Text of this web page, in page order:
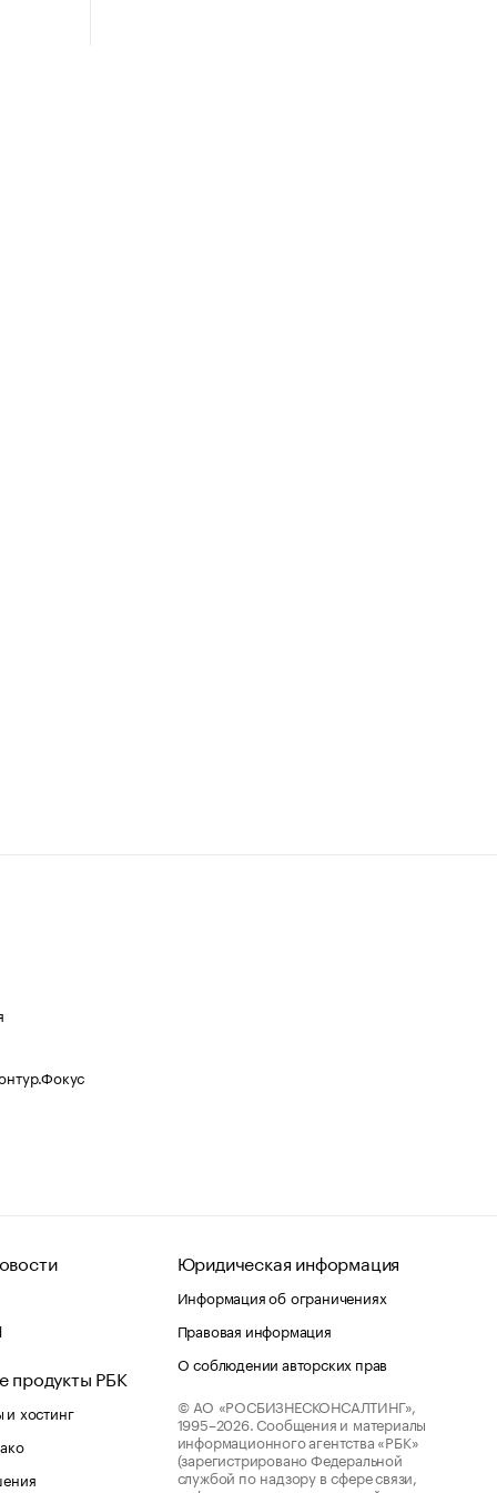
продукты РБК
хостинг
Юридическая информация
Информация об ограничениях
Правовая информация
О соблюдении авторских прав
© АО «РОСБИЗНЕСКОНСАЛТИНГ»,
1995–2026. Сообщения и материалы
информационного агентства «РБК»
(зарегистрировано Федеральной
службой по надзору в сфере связи,